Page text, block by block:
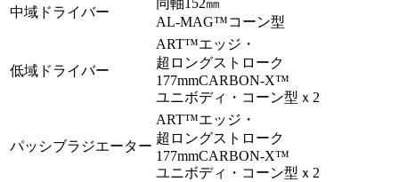
中域ドライバー
同軸152㎜
AL-MAG™コーン型
低域ドライバー
ART™エッジ・
超ロングストローク
177mmCARBON-X™
ユニボディ・コーン型ｘ2
パッシブラジエーター
ART™エッジ・
超ロングストローク
177mmCARBON-X™
ユニボディ・コーン型ｘ2